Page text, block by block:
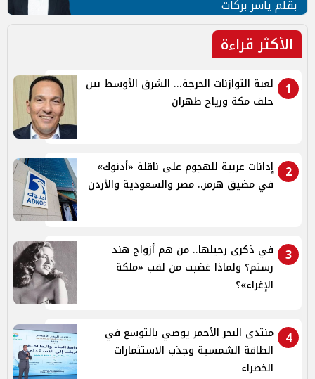
بقلم ياسر بركات
الأكثر قراءة
1
لعبة التوازنات الحرجة... الشرق الأوسط بين
حلف مكة ورياح طهران
2
إدانات عربية للهجوم على ناقلة «أدنوك»
في مضيق هرمز.. مصر والسعودية والأردن
3
في ذكرى رحيلها.. من هم أزواج هند
رستم؟ ولماذا غضبت من لقب «ملكة
الإغراء»؟
4
منتدى البحر الأحمر يوصي بالتوسع في
الطاقة الشمسية وجذب الاستثمارات
الخضراء